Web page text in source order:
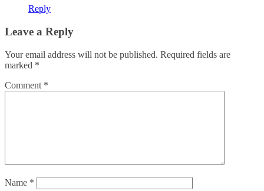
Reply
Leave a Reply
Your email address will not be published. Required fields are
marked *
Comment *
Name *